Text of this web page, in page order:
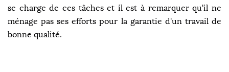
se charge de ces tâches et il est à remarquer qu'il ne
ménage pas ses efforts pour la garantie d'un travail de
bonne qualité.